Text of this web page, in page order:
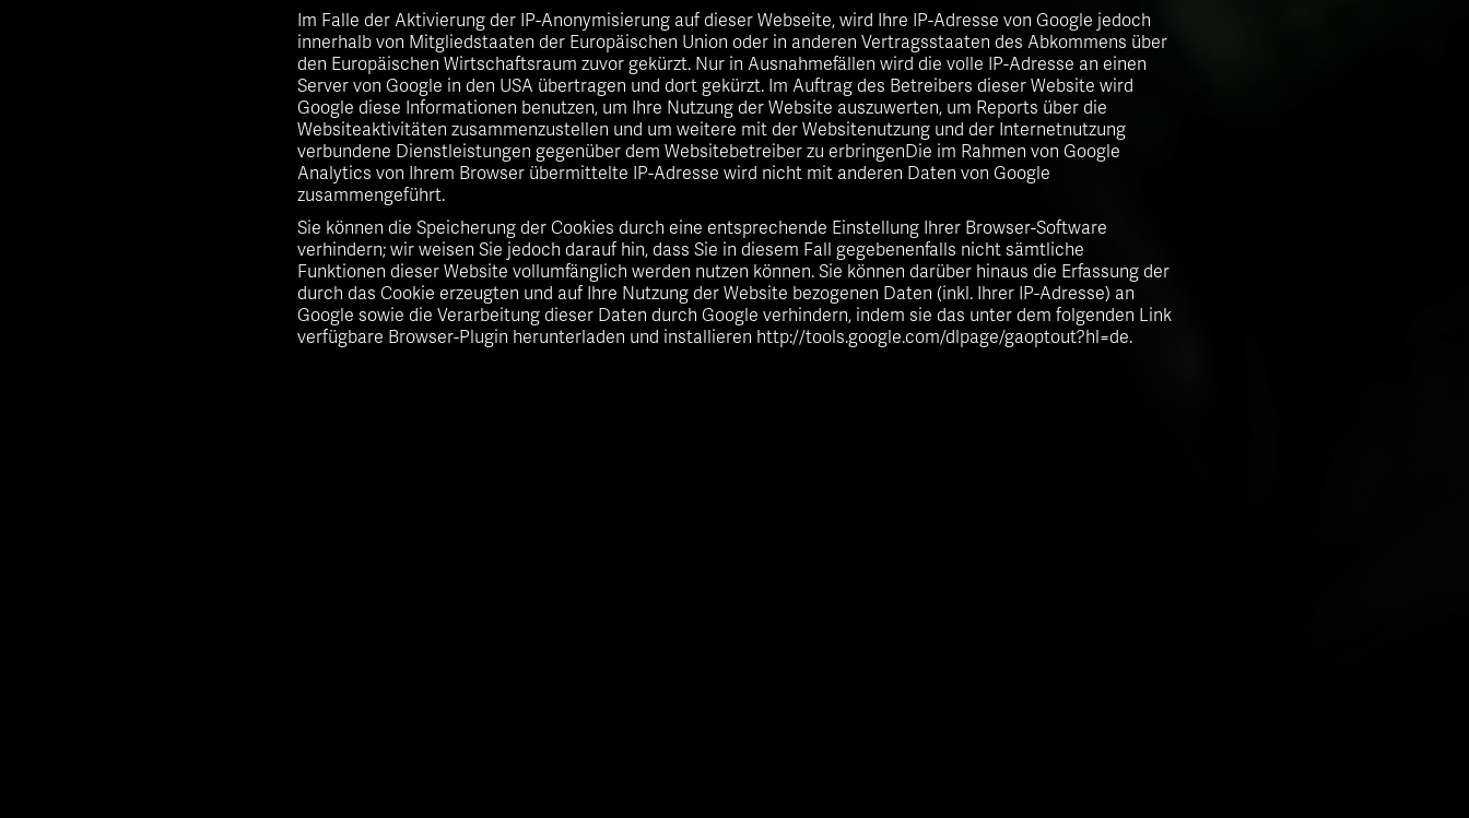
Im Falle der Aktivierung der IP-Anonymisierung auf dieser Webseite, wird Ihre IP-Adresse von Google jedoch
innerhalb von Mitgliedstaaten der Europäischen Union oder in anderen Vertragsstaaten des Abkommens über
den Europäischen Wirtschaftsraum zuvor gekürzt. Nur in Ausnahmefällen wird die volle IP-Adresse an einen
Server von Google in den USA übertragen und dort gekürzt. Im Auftrag des Betreibers dieser Website wird
Google diese Informationen benutzen, um Ihre Nutzung der Website auszuwerten, um Reports über die
Websiteaktivitäten zusammenzustellen und um weitere mit der Websitenutzung und der Internetnutzung
verbundene Dienstleistungen gegenüber dem Websitebetreiber zu erbringenDie im Rahmen von Google
Analytics von Ihrem Browser übermittelte IP-Adresse wird nicht mit anderen Daten von Google
zusammengeführt.
Sie können die Speicherung der Cookies durch eine entsprechende Einstellung Ihrer Browser-Software
verhindern; wir weisen Sie jedoch darauf hin, dass Sie in diesem Fall gegebenenfalls nicht sämtliche
Funktionen dieser Website vollumfänglich werden nutzen können. Sie können darüber hinaus die Erfassung der
durch das Cookie erzeugten und auf Ihre Nutzung der Website bezogenen Daten (inkl. Ihrer IP-Adresse) an
Google sowie die Verarbeitung dieser Daten durch Google verhindern, indem sie das unter dem folgenden Link
verfügbare Browser-Plugin herunterladen und installieren http://tools.google.com/dlpage/gaoptout?hl=de.